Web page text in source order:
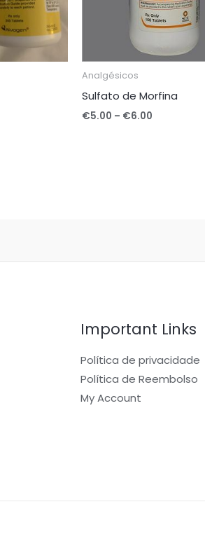
Analgésicos
Sulfato de Morfina
€5.00 – €6.00
Important Links
Política de privacidade
Política de Reembolso
My Account